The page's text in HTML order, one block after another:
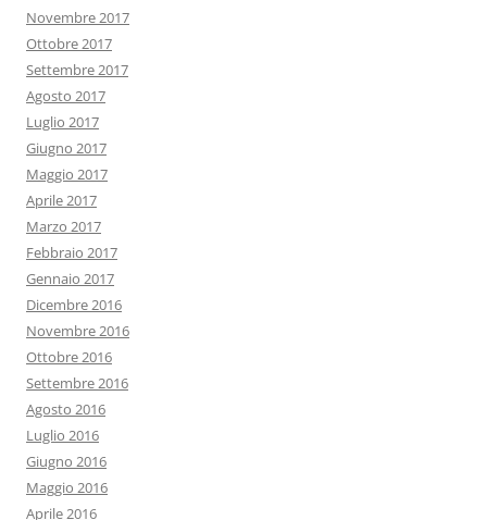
Novembre 2017
Ottobre 2017
Settembre 2017
Agosto 2017
Luglio 2017
Giugno 2017
Maggio 2017
Aprile 2017
Marzo 2017
Febbraio 2017
Gennaio 2017
Dicembre 2016
Novembre 2016
Ottobre 2016
Settembre 2016
Agosto 2016
Luglio 2016
Giugno 2016
Maggio 2016
Aprile 2016